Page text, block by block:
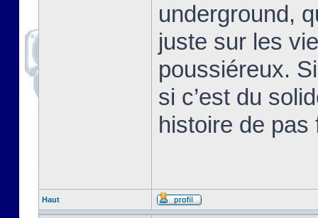
underground,
juste sur les
poussiéreux.
si c’est du
histoire de pas
Haut